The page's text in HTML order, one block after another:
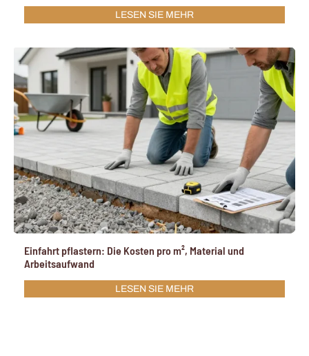
LESEN SIE MEHR
Einfahrt pflastern: Die Kosten pro m², Material und
Arbeitsaufwand
LESEN SIE MEHR